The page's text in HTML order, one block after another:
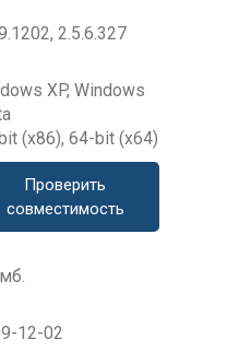
2.5.6.327
XP, Windows
(x86), 64-bit (x64)
Проверить
совместимость
12-02